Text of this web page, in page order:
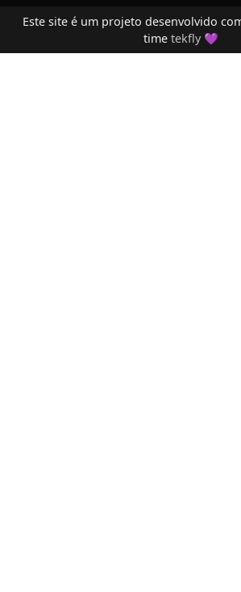
Este site é um projeto desenvolvido
time tekfly💜